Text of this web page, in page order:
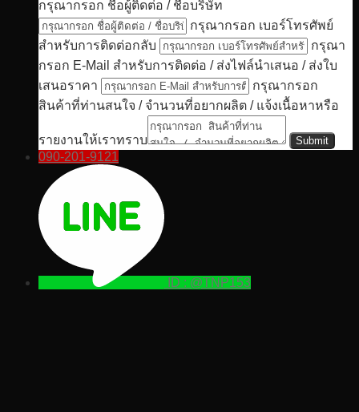
กรุณากรอก ชื่อผู้ติดต่อ / ชื่อบริษัท
กรุณากรอก เบอร์โทรศัพย์
สำหรับการติดต่อกลับ
กรุณา
กรอก E-Mail สำหรับการติดต่อ / ส่งไฟล์นำเสนอ / ส่งใบ
เสนอราคา
กรุณากรอก
สินค้าที่ท่านสนใจ / จำนวนที่อยากผลิต / แจ้งเนื้อหาหรือ
รายงานให้เราทราบ
090-201-9121
ID : @TNP153